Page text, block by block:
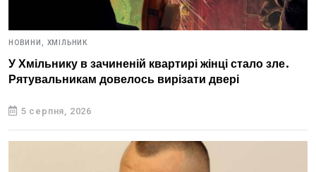
НОВИНИ, ХМІЛЬНИК
У Хмільнику в зачиненій квартирі жінці стало зле.
Рятувальникам довелось вирізати двері
5 серпня, 2026